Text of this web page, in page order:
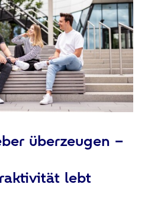
überzeugen –
lebt